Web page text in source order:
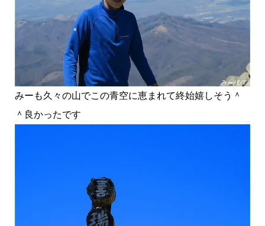
みーも久々の山でこの青空に恵まれて終始嬉しそう＾
＾良かったです